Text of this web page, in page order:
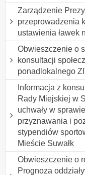
Zarządzenie
przeprowadzenia
ustawienia ławek
Obwieszczenie o
konsultacji
ponadlokalnego
Informacja z
Rady Miejskiej w
uchwały w
przyznawania i
stypendiów
Mieście Suwałk
Obwieszczenie o
Prognoza